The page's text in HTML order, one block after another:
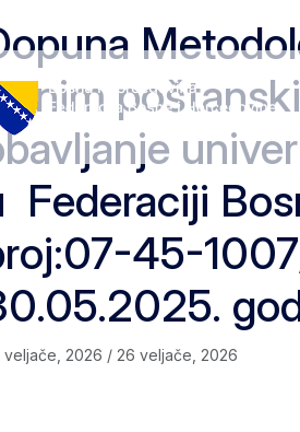
Federaciji
45-
veljače, 2026 / 26 veljače, 2026